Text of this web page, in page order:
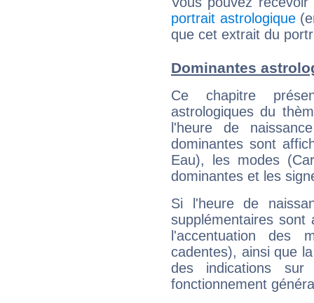
portrait astrologique
que cet extrait du
Dominantes
Ce chapitre
astrologiques du
l'heure de
dominantes sont
Eau), les modes
dominantes et les
Si l'heure de
supplémentaires sont
l'accentuation des
cadentes), ainsi que
des indications sur
fonctionnement